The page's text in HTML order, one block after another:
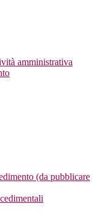
amministrativa
(da pubblicare